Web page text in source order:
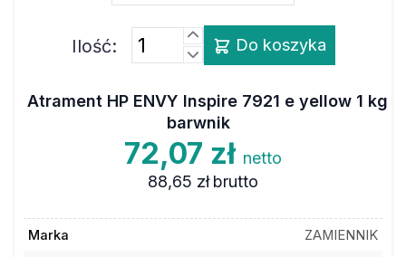
Ilość: Do koszyka
Atrament HP ENVY Inspire 7921 e yellow 1 kg
barwnik
72,07 zł netto
88,65 zł brutto
Marka
ZAMIENNIK